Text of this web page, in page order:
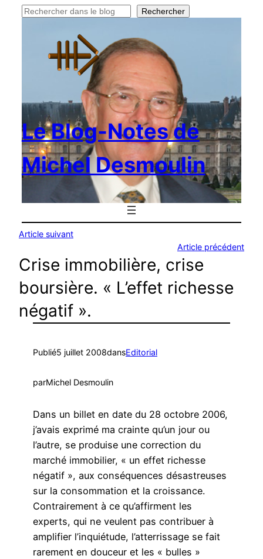
Rechercher Rechercher
Le Blog-Notes de
Michel Desmoulin
Article suivant
Article précédent
Crise immobilière, crise
boursière. « L’effet richesse
négatif ».
Publié5 juillet 2008dansEditorial
parMichel Desmoulin
Dans un billet en date du 28 octobre 2006,
j’avais exprimé ma crainte qu’un jour ou
l’autre, se produise une correction du
marché immobilier, « un effet richesse
négatif », aux conséquences désastreuses
sur la consommation et la croissance.
Contrairement à ce qu’affirment les
experts, qui ne veulent pas contribuer à
amplifier l’inquiétude, l’atterrissage se fait
rarement en douceur et les « bulles »